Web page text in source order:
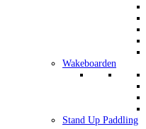
Wakeboarden
Stand Up Paddling